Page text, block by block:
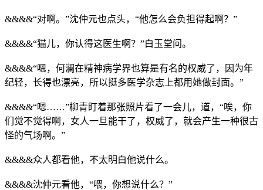
&&&&“对啊。”沈仲元也点头，“他怎么会负担得起啊？”
&&&&“猫儿，你认得这医生啊？”白玉堂问。
&&&&“嗯，何澜在精神病学界也算是有名的权威了，因为年
纪轻，长得也漂亮，所以挺多医学杂志上都用她做封面。”
&&&&“嗯……”柳青盯着那张照片看了一会儿，道，“唉，你
们觉不觉得啊，女人一旦能干了，权威了，就会产生一种很古
怪的气场啊。”
&&&&众人都看他，不太明白他说什么。
&&&&沈仲元看他，“喂，你想说什么？”